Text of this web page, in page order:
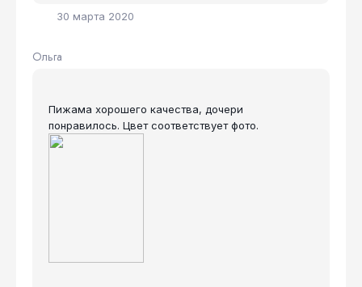
30 марта 2020
Ольга
Пижама хорошего качества, дочери
понравилось. Цвет соответствует фото.